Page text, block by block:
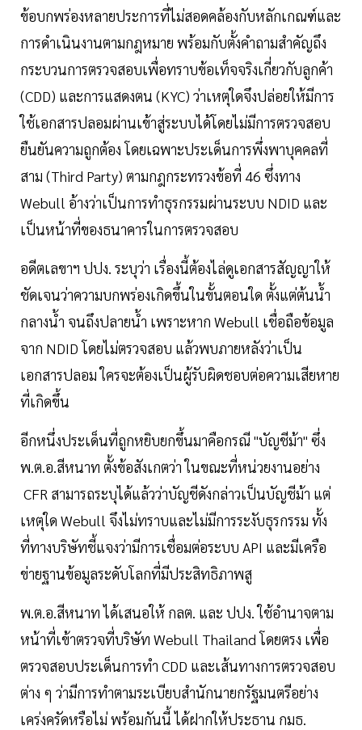
ข้อบกพร่องหลายประการที่ไม่สอดคล้องกับหลักเกณฑ์และ
การดำเนินงานตามกฎหมาย พร้อมกับตั้งคำถามสำคัญถึง
กระบวนการตรวจสอบเพื่อทราบข้อเท็จจริงเกี่ยวกับลูกค้า
(CDD) และการแสดงตน (KYC) ว่าเหตุใดจึงปล่อยให้มีการ
ใช้เอกสารปลอมผ่านเข้าสู่ระบบได้โดยไม่มีการตรวจสอบ
ยืนยันความถูกต้อง โดยเฉพาะประเด็นการพึ่งพาบุคคลที่
สาม (Third Party) ตามกฎกระทรวงข้อที่ 46 ซึ่งทาง
Webull อ้างว่าเป็นการทำธุรกรรมผ่านระบบ NDID และ
เป็นหน้าที่ของธนาคารในการตรวจสอบ
อดีตเลขาฯ ปปง. ระบุว่า เรื่องนี้ต้องไล่ดูเอกสารสัญญาให้
ชัดเจนว่าความบกพร่องเกิดขึ้นในขั้นตอนใด ตั้งแต่ต้นน้ำ
กลางน้ำ จนถึงปลายน้ำ เพราะหาก Webull เชื่อถือข้อมูล
จาก NDID โดยไม่ตรวจสอบ แล้วพบภายหลังว่าเป็น
เอกสารปลอม ใครจะต้องเป็นผู้รับผิดชอบต่อความเสียหาย
ที่เกิดขึ้น
อีกหนึ่งประเด็นที่ถูกหยิบยกขึ้นมาคือกรณี "บัญชีม้า" ซึ่ง
พ.ต.อ.สีหนาท ตั้งข้อสังเกตว่า ในขณะที่หน่วยงานอย่าง
CFR สามารถระบุได้แล้วว่าบัญชีดังกล่าวเป็นบัญชีม้า แต่
เหตุใด Webull จึงไม่ทราบและไม่มีการระงับธุรกรรม ทั้ง
ที่ทางบริษัทชี้แจงว่ามีการเชื่อมต่อระบบ API และมีเครือ
ข่ายฐานข้อมูลระดับโลกที่มีประสิทธิภาพสู
พ.ต.อ.สีหนาท ได้เสนอให้ กลต. และ ปปง. ใช้อำนาจตาม
หน้าที่เข้าตรวจที่บริษัท Webull Thailand โดยตรง เพื่อ
ตรวจสอบประเด็นการทำ CDD และเส้นทางการตรวจสอบ
ต่าง ๆ ว่ามีการทำตามระเบียบสำนักนายกรัฐมนตรีอย่าง
เคร่งครัดหรือไม่ พร้อมกันนี้ ได้ฝากให้ประธาน กมธ.